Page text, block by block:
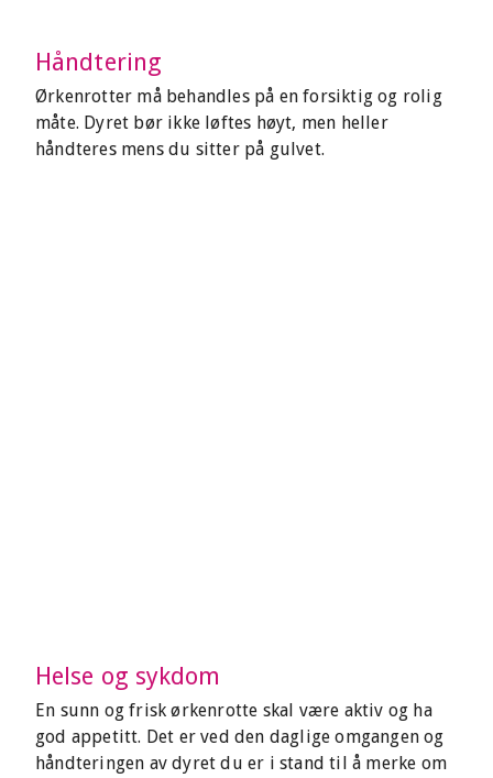
Håndtering
Ørkenrotter må behandles på en forsiktig og rolig
måte. Dyret bør ikke løftes høyt, men heller
håndteres mens du sitter på gulvet.
Helse og sykdom
En sunn og frisk ørkenrotte skal være aktiv og ha
god appetitt. Det er ved den daglige omgangen og
håndteringen av dyret du er i stand til å merke om